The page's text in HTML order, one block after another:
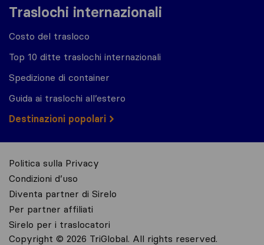
Traslochi internazionali
Costo del trasloco
Top 10 ditte traslochi internazionali
Spedizione di container
Guida ai traslochi all’estero
Destinazioni popolari
Politica sulla Privacy
Condizioni d’uso
Diventa partner di Sirelo
Per partner affiliati
Sirelo per i traslocatori
Copyright © 2026 TriGlobal. All rights reserved.